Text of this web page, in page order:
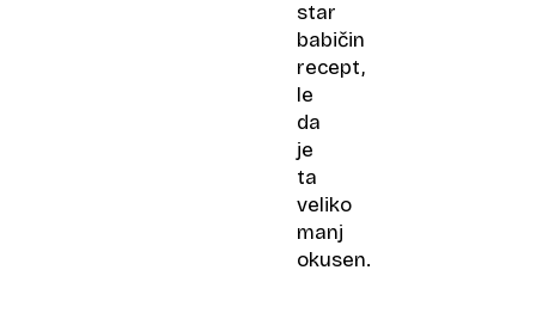
star
babičin
recept,
le
da
je
ta
veliko
manj
okusen.